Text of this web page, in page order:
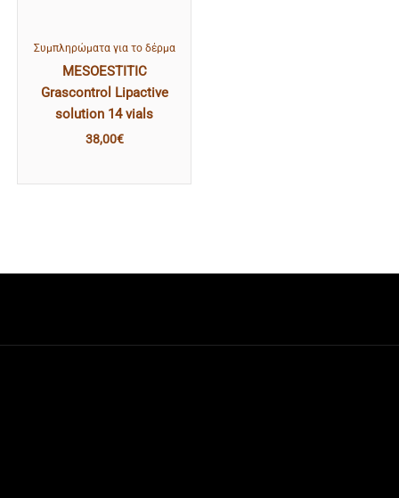
Συμπληρώματα για το δέρμα
MESOESTITIC
Grascontrol Lipactive
solution 14 vials
38,00€